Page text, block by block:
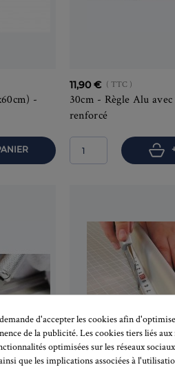
-
11,90 € ( TTC )
30cm - Règle Alu
renforcé
d'accepter les cookies afin
de la publicité. Les cookies tiers liés
optimisées sur les réseaux
que les implications associées à